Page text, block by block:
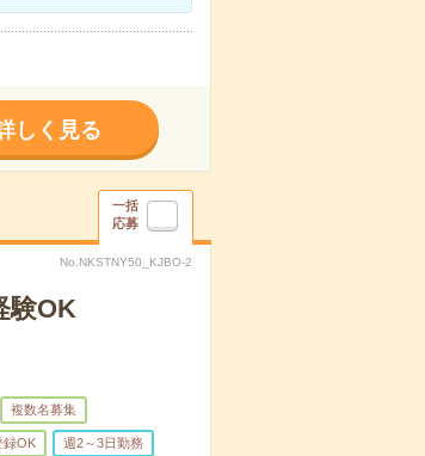
しく見る
一括
応募
No.NKSTNY50_KJBO-2
験OK
複数名募集
録OK 週2～3日勤務